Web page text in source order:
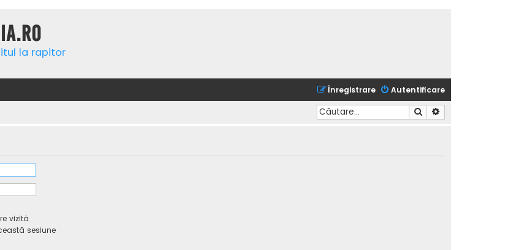
la rapitor
Autentificare
Înregistrare
Căutare
vizită
sesiune